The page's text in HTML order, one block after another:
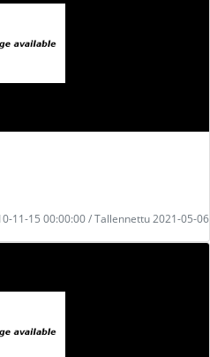
11-15 00:00:00 / Tallennettu 2021-05-06